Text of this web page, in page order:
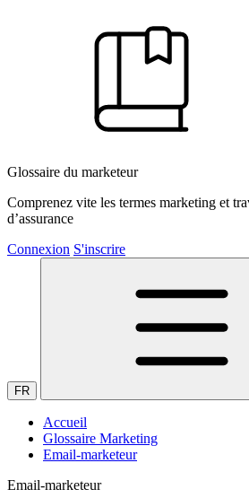
Glossaire du marketeur
Comprenez vite les termes marketing et
d’assurance
Connexion S'inscrire
FR
Accueil
Glossaire Marketing
Email-marketeur
Email-marketeur